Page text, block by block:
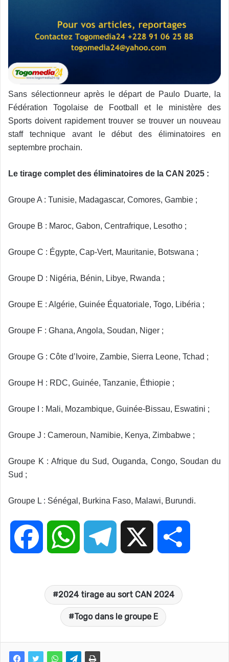
Sans sélectionneur après le départ de Paulo Duarte, la
Fédération Togolaise de Football et le ministère des
Sports doivent rapidement trouver se trouver un nouveau
staff technique avant le début des éliminatoires en
septembre prochain.
Le tirage complet des éliminatoires de la CAN 2025 :
Groupe A : Tunisie, Madagascar, Comores, Gambie ;
Groupe B : Maroc, Gabon, Centrafrique, Lesotho ;
Groupe C : Égypte, Cap-Vert, Mauritanie, Botswana ;
Groupe D : Nigéria, Bénin, Libye, Rwanda ;
Groupe E : Algérie, Guinée Équatoriale, Togo, Libéria ;
Groupe F : Ghana, Angola, Soudan, Niger ;
Groupe G : Côte d’Ivoire, Zambie, Sierra Leone, Tchad ;
Groupe H : RDC, Guinée, Tanzanie, Éthiopie ;
Groupe I : Mali, Mozambique, Guinée-Bissau, Eswatini ;
Groupe J : Cameroun, Namibie, Kenya, Zimbabwe ;
Groupe K : Afrique du Sud, Ouganda, Congo, Soudan du
Sud ;
Groupe L : Sénégal, Burkina Faso, Malawi, Burundi.
c a l
2024 tirage au sort CAN 2024
Togo dans le groupe E